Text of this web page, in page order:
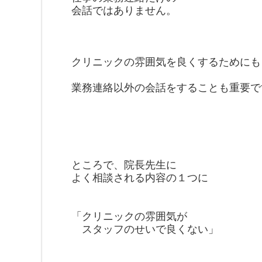
会話ではありません。
クリニックの雰囲気を良く するためにも
業務連絡以外の会話をすることも重要
ところで、院長先生に
よく相談される内容の１つに
「クリニックの雰囲気が
スタッフのせいで良くない」